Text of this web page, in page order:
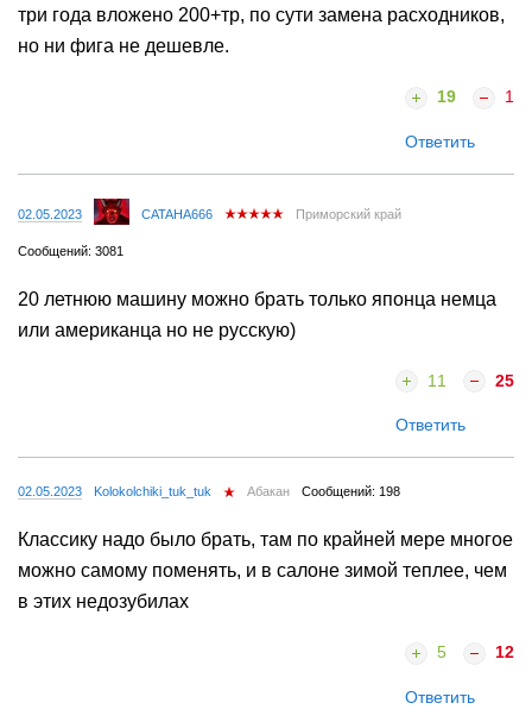
три года вложено 200+тр, по сути замена расходников,
но ни фига не дешевле.
19 1
Ответить
02.05.2023 CATAHA666 Приморский край
Сообщений: 3081
20 летнюю машину можно брать только японца немца
или американца но не русскую)
11 25
Ответить
02.05.2023 Kolokolchiki_tuk_tuk Абакан Сообщений: 198
Классику надо было брать, там по крайней мере многое
можно самому поменять, и в салоне зимой теплее, чем
в этих недозубилах
5 12
Ответить